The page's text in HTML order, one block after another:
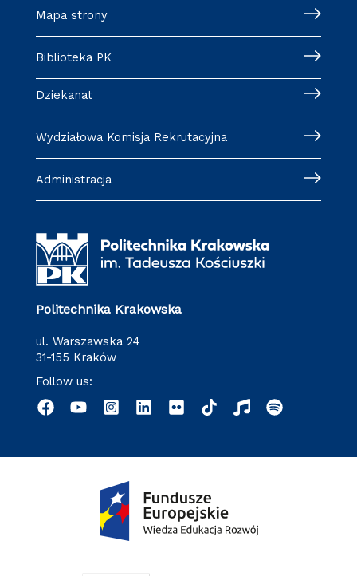
Mapa strony
Biblioteka PK
Dziekanat
Wydziałowa Komisja Rekrutacyjna
Administracja
Politechnika Krakowska
ul. Warszawska 24
31-155 Kraków
Follow us: